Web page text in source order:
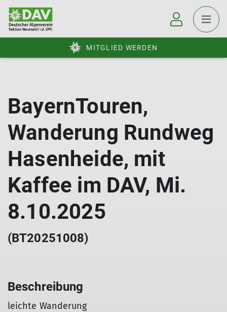
MITGLIED WERDEN
BayernTouren,
Wanderung Rundweg
Hasenheide, mit
Kaffee im DAV, Mi.
8.10.2025
(BT20251008)
Beschreibung
leichte Wanderung